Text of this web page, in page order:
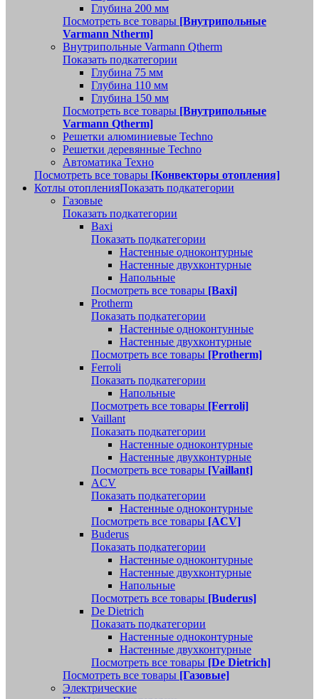
Глубина 200 мм
Посмотреть все товары [Внутрипольные
Varmann Ntherm]
Внутрипольные Varmann Qtherm
Показать подкатегории
Глубина 75 мм
Глубина 110 мм
Глубина 150 мм
Посмотреть все товары [Внутрипольные
Varmann Qtherm]
Решетки алюминиевые Techno
Решетки деревянные Techno
Автоматика Техно
Посмотреть все товары [Конвекторы отопления]
Котлы отопленияПоказать подкатегории
Газовые
Показать подкатегории
Baxi
Показать подкатегории
Настенные одноконтурные
Настенные двухконтурные
Напольные
Посмотреть все товары [Baxi]
Protherm
Показать подкатегории
Настенные одноконтунные
Настенные двухконтурные
Посмотреть все товары [Protherm]
Ferroli
Показать подкатегории
Напольные
Посмотреть все товары [Ferroli]
Vaillant
Показать подкатегории
Настенные одноконтурные
Настенные двухконтурные
Посмотреть все товары [Vaillant]
ACV
Показать подкатегории
Настенные одноконтурные
Посмотреть все товары [ACV]
Buderus
Показать подкатегории
Настенные одноконтурные
Настенные двухконтурные
Напольные
Посмотреть все товары [Buderus]
De Dietrich
Показать подкатегории
Настенные одноконтурные
Настенные двухконтурные
Посмотреть все товары [De Dietrich]
Посмотреть все товары [Газовые]
Электрические